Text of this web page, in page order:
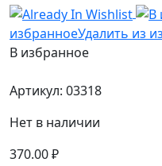
избранноеУдалить из
В избранное
Артикул: 03318
Нет в наличии
370.00₽